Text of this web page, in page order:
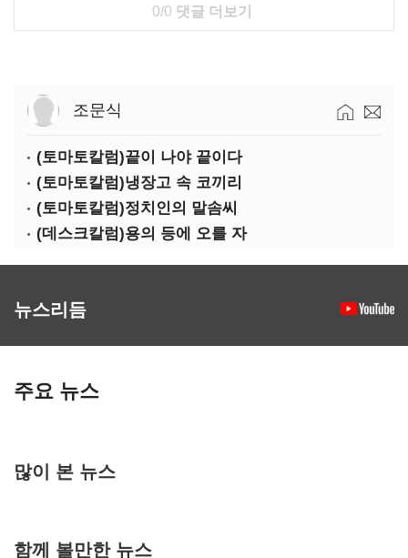
0/0 댓글 더보기
조문식
(토마토칼럼)끝이 나야 끝이다
(토마토칼럼)냉장고 속 코끼리
(토마토칼럼)정치인의 말솜씨
(데스크칼럼)용의 등에 오를 자
뉴스리듬
주요 뉴스
많이 본 뉴스
함께 볼만한 뉴스